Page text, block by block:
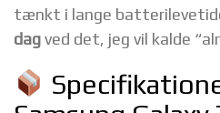
tænkt i lange
dagved det, jeg vil kalde